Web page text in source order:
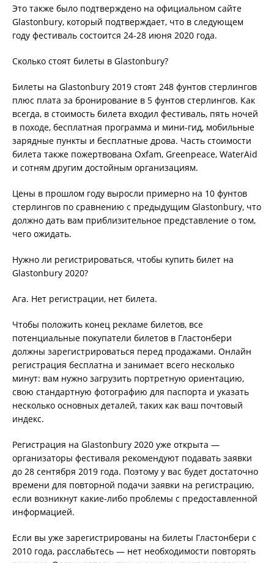
Это также было подтверждено на официальном сайте
Glastonbury, который подтверждает, что в следующем
году фестиваль состоится 24-28 июня 2020 года.
Сколько стоят билеты в Glastonbury?
Билеты на Glastonbury 2019 стоят 248 фунтов стерлингов
плюс плата за бронирование в 5 фунтов стерлингов. Как
всегда, в стоимость билета входил фестиваль, пять ночей
в походе, бесплатная программа и мини-гид, мобильные
зарядные пункты и бесплатные дрова. Часть стоимости
билета также пожертвована Oxfam, Greenpeace, WaterAid
и сотням другим достойным организациям.
Цены в прошлом году выросли примерно на 10 фунтов
стерлингов по сравнению с предыдущим Glastonbury, что
должно дать вам приблизительное представление о том,
чего ожидать.
Нужно ли регистрироваться, чтобы купить билет на
Glastonbury 2020?
Ага. Нет регистрации, нет билета.
Чтобы положить конец рекламе билетов, все
потенциальные покупатели билетов в Гластонбери
должны зарегистрироваться перед продажами. Онлайн
регистрация бесплатна и занимает всего несколько
минут: вам нужно загрузить портретную ориентацию,
свою стандартную фотографию для паспорта и указать
несколько основных деталей, таких как ваш почтовый
индекс.
Регистрация на Glastonbury 2020 уже открыта —
организаторы фестиваля рекомендуют подавать заявки
до 28 сентября 2019 года. Поэтому у вас будет достаточно
времени для повторной подачи заявки на регистрацию,
если возникнут какие-либо проблемы с предоставленной
информацией.
Если вы уже зарегистрированы на билеты Гластонбери с
2010 года, расслабьтесь — нет необходимости повторять